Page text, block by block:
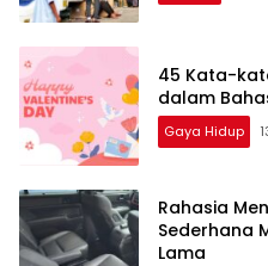
45 Kata-
dalam
Gaya Hidup
Rahasia
Sederhana
Lama